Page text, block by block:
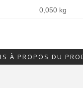
0,050 kg
À PROPOS DU